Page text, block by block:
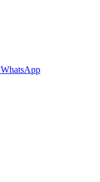
WhatsApp